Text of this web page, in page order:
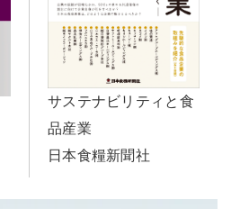
サステナビリティと食
品産業
日本食糧新聞社